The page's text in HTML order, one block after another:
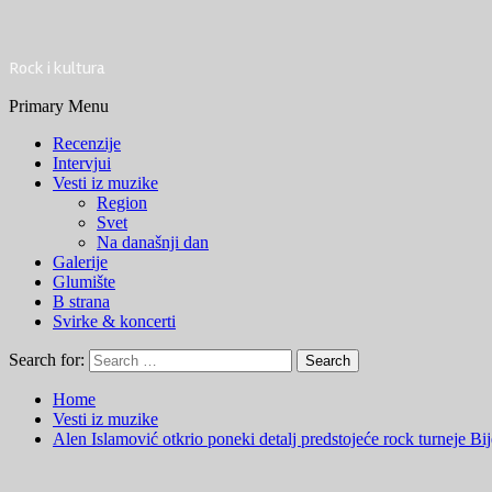
Rock i kultura
Primary Menu
Recenzije
Intervjui
Vesti iz muzike
Region
Svet
Na današnji dan
Galerije
Glumište
B strana
Svirke & koncerti
Search for:
Home
Vesti iz muzike
Alen Islamović otkrio poneki detalj predstojeće rock turneje